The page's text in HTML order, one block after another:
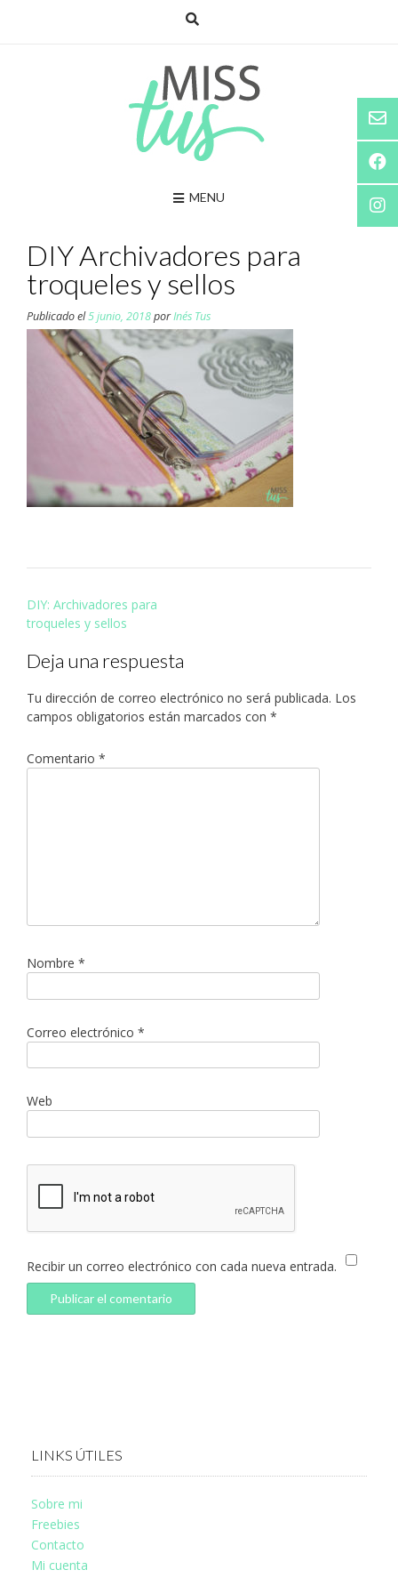
MENU
DIY Archivadores para
troqueles y sellos
Publicado el5 junio, 2018porInés Tus
Navegación
de
DIY: Archivadores para
troqueles y sellos
Deja una respuesta
Tu dirección de correo electrónico no será publicada. Los
campos obligatorios están marcados con *
Comentario *
Nombre *
Correo electrónico *
Web
Recibir un correo electrónico con cada nueva entrada.
LINKS ÚTILES
Sobre mi
Freebies
Contacto
Mi cuenta